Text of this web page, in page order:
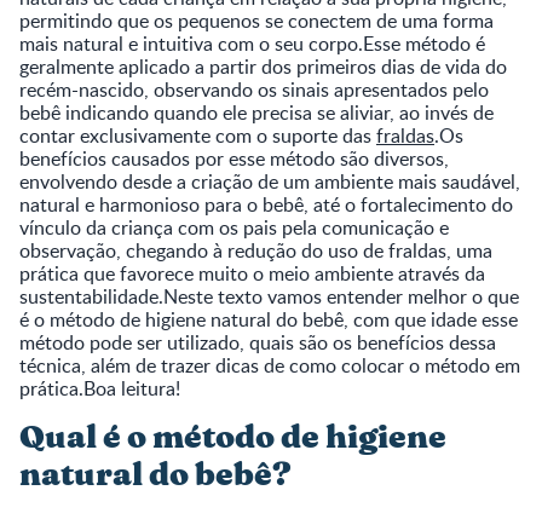
permitindo que os pequenos se conectem de uma forma
mais natural e intuitiva com o seu corpo.Esse método é
geralmente aplicado a partir dos primeiros dias de vida do
recém-nascido, observando os sinais apresentados pelo
bebê indicando quando ele precisa se aliviar, ao invés de
contar exclusivamente com o suporte dasfraldas.Os
benefícios causados por esse método são diversos,
envolvendo desde a criação de um ambiente mais saudável,
natural e harmonioso para o bebê, até o fortalecimento do
vínculo da criança com os pais pela comunicação e
observação, chegando à redução do uso de fraldas, uma
prática que favorece muito o meio ambiente através da
sustentabilidade.Neste texto vamos entender melhor o que
é o método de higiene natural do bebê, com que idade esse
método pode ser utilizado, quais são os benefícios dessa
técnica, além de trazer dicas de como colocar o método em
prática.Boa leitura!
Qual é o método de higiene
natural do bebê?